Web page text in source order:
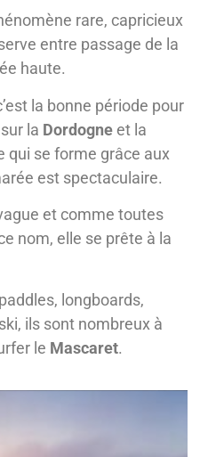
rare, capricieux
entre passage de la
haute.
la bonne période pour
la Dordogne et la
qui se forme grâce aux
est spectaculaire.
et comme toutes
nom, elle se prête à la
longboards,
ils sont nombreux à
le Mascaret.